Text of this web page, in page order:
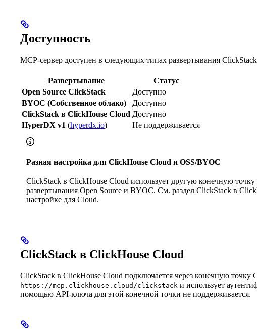
Доступность
MCP-сервер доступен в следующих типах развертывания
Развертывание
Статус
Open Source ClickStack
Доступно
BYOC (Собственное облако)
Доступно
ClickStack в ClickHouse Cloud Доступно
HyperDX v1 (hyperdx.io) Не поддерживается
Разная настройка для ClickHouse Cloud и OSS/BYOC
ClickStack в ClickHouse Cloud использует другую конечную
развертывания Open Source и BYOC. См. раздел ClickStack в
настройке для Cloud.
ClickStack в ClickHouse Cloud
ClickStack в ClickHouse Cloud подключается через конечную точку
https://mcp.clickhouse.cloud/clickstack и использует
помощью API-ключа для этой конечной точки не поддерживается.